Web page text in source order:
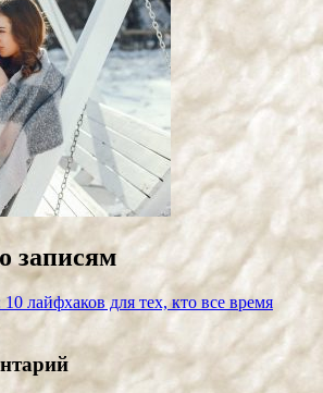
записям
лайфхаков для тех, кто все время